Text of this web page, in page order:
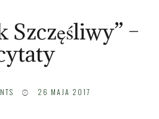
Szczęśliwy” –
26 MAJA 2017